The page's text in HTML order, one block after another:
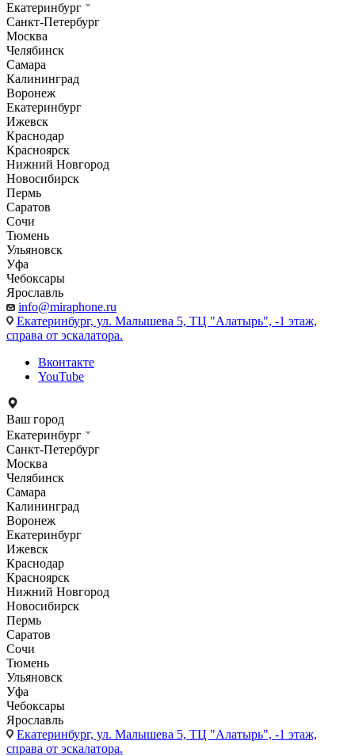
Екатеринбург
Санкт-Петербург
Москва
Челябинск
Самара
Калининград
Воронеж
Екатеринбург
Ижевск
Краснодар
Красноярск
Нижний Новгород
Новосибирск
Пермь
Саратов
Сочи
Тюмень
Ульяновск
Уфа
Чебоксары
Ярославль
info@miraphone.ru
Екатеринбург, ул. Малышева 5, ТЦ "Алатырь", -1 этаж,
справа от эскалатора.
Вконтакте
YouTube
Ваш город
Екатеринбург
Санкт-Петербург
Москва
Челябинск
Самара
Калининград
Воронеж
Екатеринбург
Ижевск
Краснодар
Красноярск
Нижний Новгород
Новосибирск
Пермь
Саратов
Сочи
Тюмень
Ульяновск
Уфа
Чебоксары
Ярославль
Екатеринбург, ул. Малышева 5, ТЦ "Алатырь", -1 этаж,
справа от эскалатора.